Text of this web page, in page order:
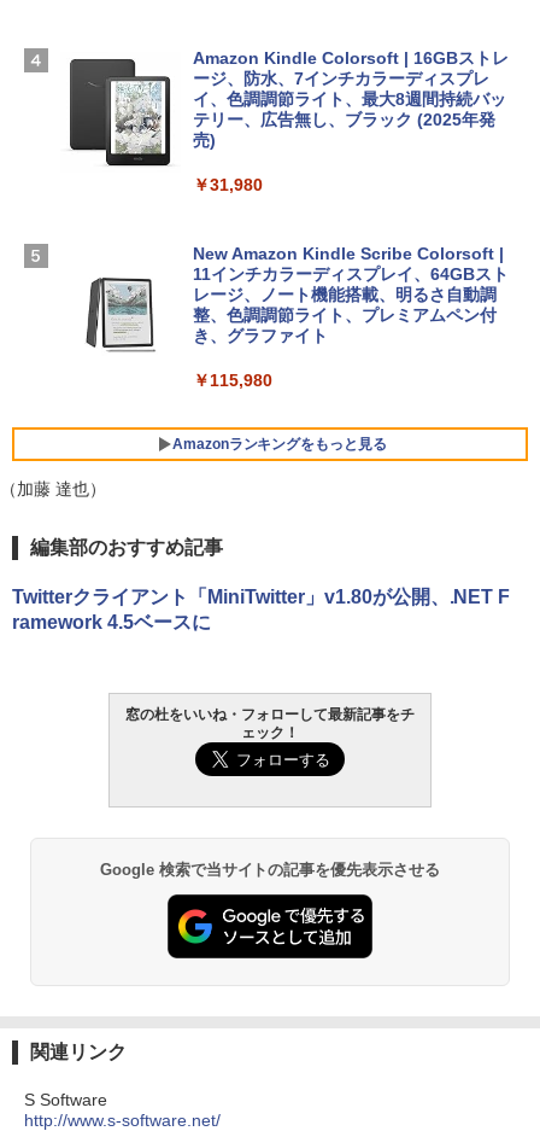
￥261,414
【Amazon.co.jp限定】 HP ノートパソコ
ン 15-fd 15.6インチ 16GBメモリ 512GB
FMV ノートパソコン WE1-K3 (MS 365 P
ersonal/Copilotキー搭載/Win 11/15.6型/
Core i5/16GB/SSD 512GB/ホワイト) FM
VWK3E15W_AZ
￥139,880
ラインコード版
￥1,600
ト): Java & Bedrock Edition | オンライ
￥3,600
￥1,292
FM TOWNS ハイパー・カタログ: 本体ハ
ェクトリストと最新エミュレータ紹介
Amazon Kindle Colorsoft | 16GBストレ
ージ、防水、7インチカラーディスプレ
イ、色調調節ライト、最大8週間持続バッ
テリー、広告無し、ブラック (2025年発
売)
￥31,980
New Amazon Kindle Scribe Colorsoft |
11インチカラーディスプレイ、64GBスト
レージ、ノート機能搭載、明るさ自動調
整、色調調節ライト、プレミアムペン付
き、グラファイト
￥115,980
Amazonランキングをもっと見る
（加藤 達也）
編集部のおすすめ記事
Twitterクライアント「MiniTwitter」v1.80が公開、.NET F
ramework 4.5ベースに
窓の杜をいいね・フォローして最新記事をチ
ェック！
Google 検索で当サイトの記事を優先表示させる
関連リンク
S Software
http://www.s-software.net/